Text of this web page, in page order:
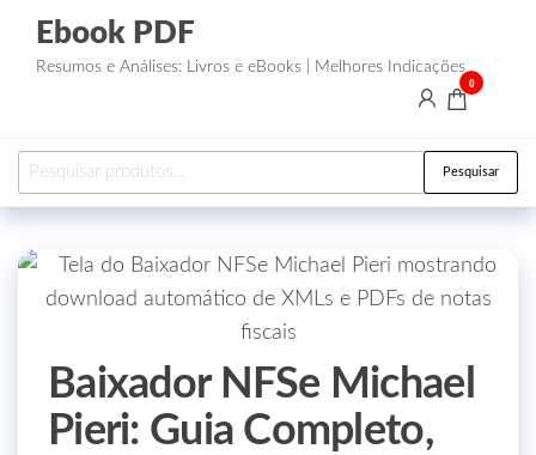
Ebook PDF
Resumos e Análises: Livros e eBooks | Melhores Indicações
0
Pesquisar
Baixador NFSe Michael
Pieri: Guia Completo,